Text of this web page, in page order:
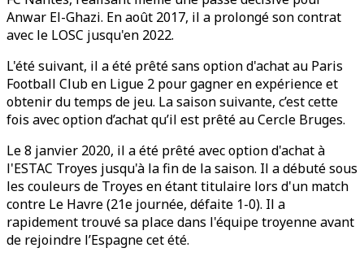
Anwar El-Ghazi. En août 2017, il a prolongé son contrat
avec le LOSC jusqu'en 2022.
L'été suivant, il a été prêté sans option d'achat au Paris
Football Club en Ligue 2 pour gagner en expérience et
obtenir du temps de jeu. La saison suivante, c’est cette
fois avec option d’achat qu’il est prêté au Cercle Bruges.
Le 8 janvier 2020, il a été prêté avec option d'achat à
l'ESTAC Troyes jusqu'à la fin de la saison. Il a débuté sous
les couleurs de Troyes en étant titulaire lors d'un match
contre Le Havre (21e journée, défaite 1-0). Il a
rapidement trouvé sa place dans l'équipe troyenne avant
de rejoindre l’Espagne cet été.